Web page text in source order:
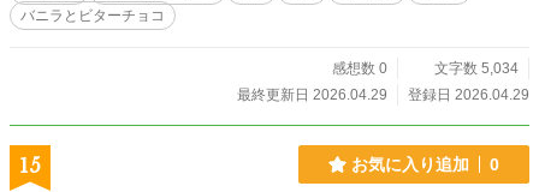
バニラとビターチョコ
感想数 0
文字数 5,034
最終更新日 2026.04.29
登録日 2026.04.29
15 お気に入り追加 0